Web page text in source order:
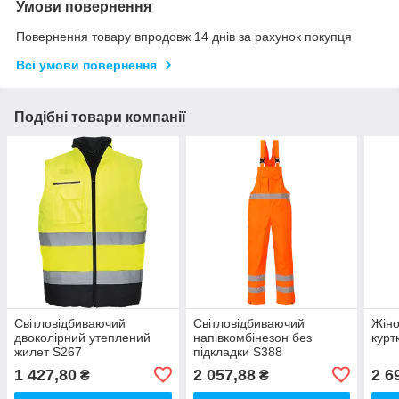
Умови повернення
Повернення товару впродовж 14 днів за рахунок покупця
Всі умови повернення
Подібні товари компанії
Світловідбиваючий
двоколірний утеплений
жилет S267
1 427,80 ₴
Світловідбиваючий
напівкомбінезон без
підкладки S388
2 057,88₴ 2